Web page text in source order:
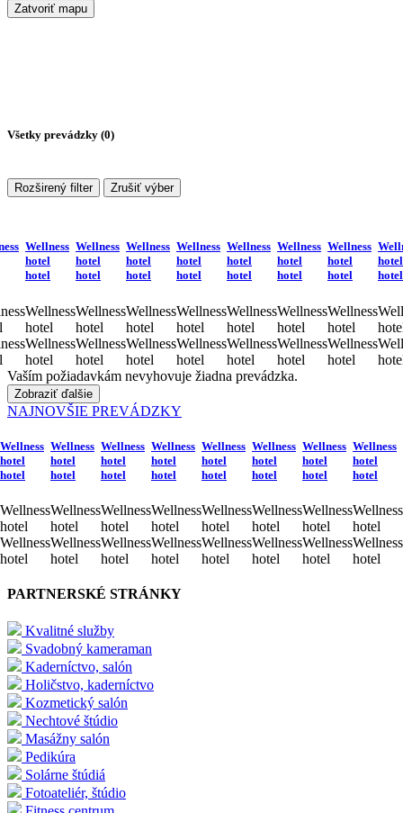
Zatvoriť mapu
Všetky prevádzky (0)
Rozširený filter Zrušiť výber
Wellness
hotel
hotel
Wellness
hotel
Wellness
hotel
Wellness
hotel
hotel
Wellness
hotel
Wellness
hotel
Wellness
hotel
hotel
Wellness
hotel
Wellness
hotel
Wellness
hotel
hotel
Wellness
hotel
Wellness
hotel
Wellness
hotel
hotel
Wellness
hotel
Wellness
hotel
Wellness
hotel
hotel
Wellness
hotel
Wellness
hotel
Wellness
hotel
hotel
Wellness
hotel
Wellness
hotel
hotel
hotel
Vaším požiadavkám nevyhovuje žiadna prevádzka.
Zobraziť ďalšie
NAJNOVŠIE PREVÁDZKY
Wellness
hotel
hotel
Wellness
hotel
Wellness
hotel
Wellness
hotel
hotel
Wellness
hotel
Wellness
hotel
Wellness
hotel
hotel
Wellness
hotel
Wellness
hotel
Wellness
hotel
hotel
Wellness
hotel
Wellness
hotel
Wellness
hotel
hotel
Wellness
hotel
Wellness
hotel
Wellness
hotel
hotel
Wellness
hotel
Wellness
hotel
Wellness
hotel
hotel
Wellness
hotel
Wellness
hotel
Wellness
hotel
hotel
Wellness
hotel
Wellness
hotel
PARTNERSKÉ STRÁNKY
Kvalitné služby
Svadobný kameraman
Kaderníctvo, salón
Holičstvo, kaderníctvo
Kozmetický salón
Nechtové štúdio
Masážny salón
Pedikúra
Solárne štúdiá
Fotoateliér, štúdio